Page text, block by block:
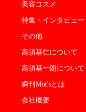
美容コスメ
特集・インタビュー
その他
高須基仁について
高須基一朗について
瞬刊Mot'sとは
会社概要